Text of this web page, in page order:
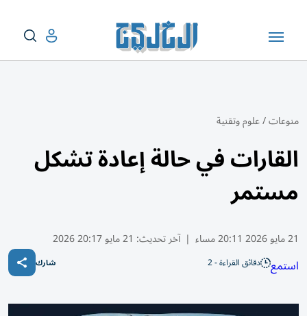
منوعات/علوم وتقنية
القارات في حالة إعادة تشكل
مستمر
21 مايو 2026 20:11 مساء | آخر تحديث: 21 مايو 20:17 2026
استمع دقائق القراءة - 2 شارك